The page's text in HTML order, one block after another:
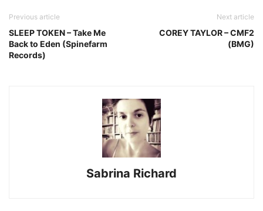
Previous article
SLEEP TOKEN – Take Me
Back to Eden (Spinefarm
Records)
Next article
COREY TAYLOR – CMF2
(BMG)
Sabrina Richard